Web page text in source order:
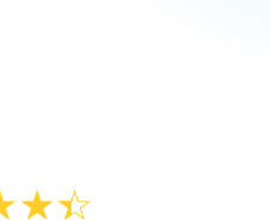
★☆
★